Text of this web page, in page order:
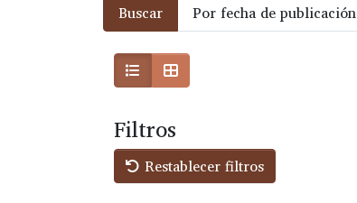
Buscar Por fecha de publicación
Filtros
Restablecer filtros